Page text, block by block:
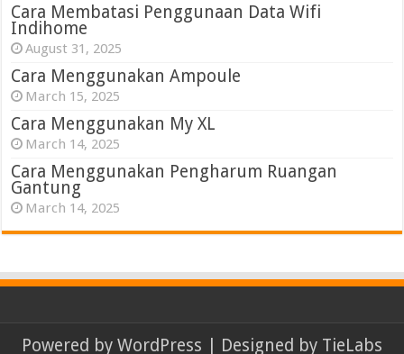
Cara Membatasi Penggunaan Data Wifi
Indihome
August 31, 2025
Cara Menggunakan Ampoule
March 15, 2025
Cara Menggunakan My XL
March 14, 2025
Cara Menggunakan Pengharum Ruangan
Gantung
March 14, 2025
Powered by WordPress | Designed by TieLabs